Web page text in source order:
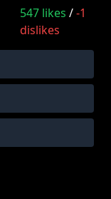
547 likes / -1
dislikes